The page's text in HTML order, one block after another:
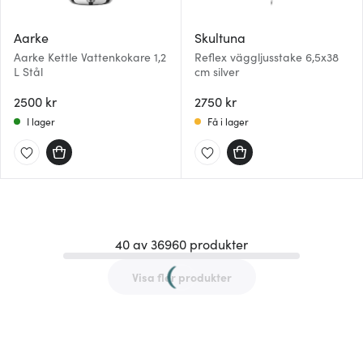
Aarke
Aarke Kettle Vattenkokare 1,2
L Stål
2500 kr
I lager
Skultuna
Reflex väggljusstake 6,5x38
cm silver
2750 kr
Få i lager
40 av 36960 produkter
Visa fler produkter